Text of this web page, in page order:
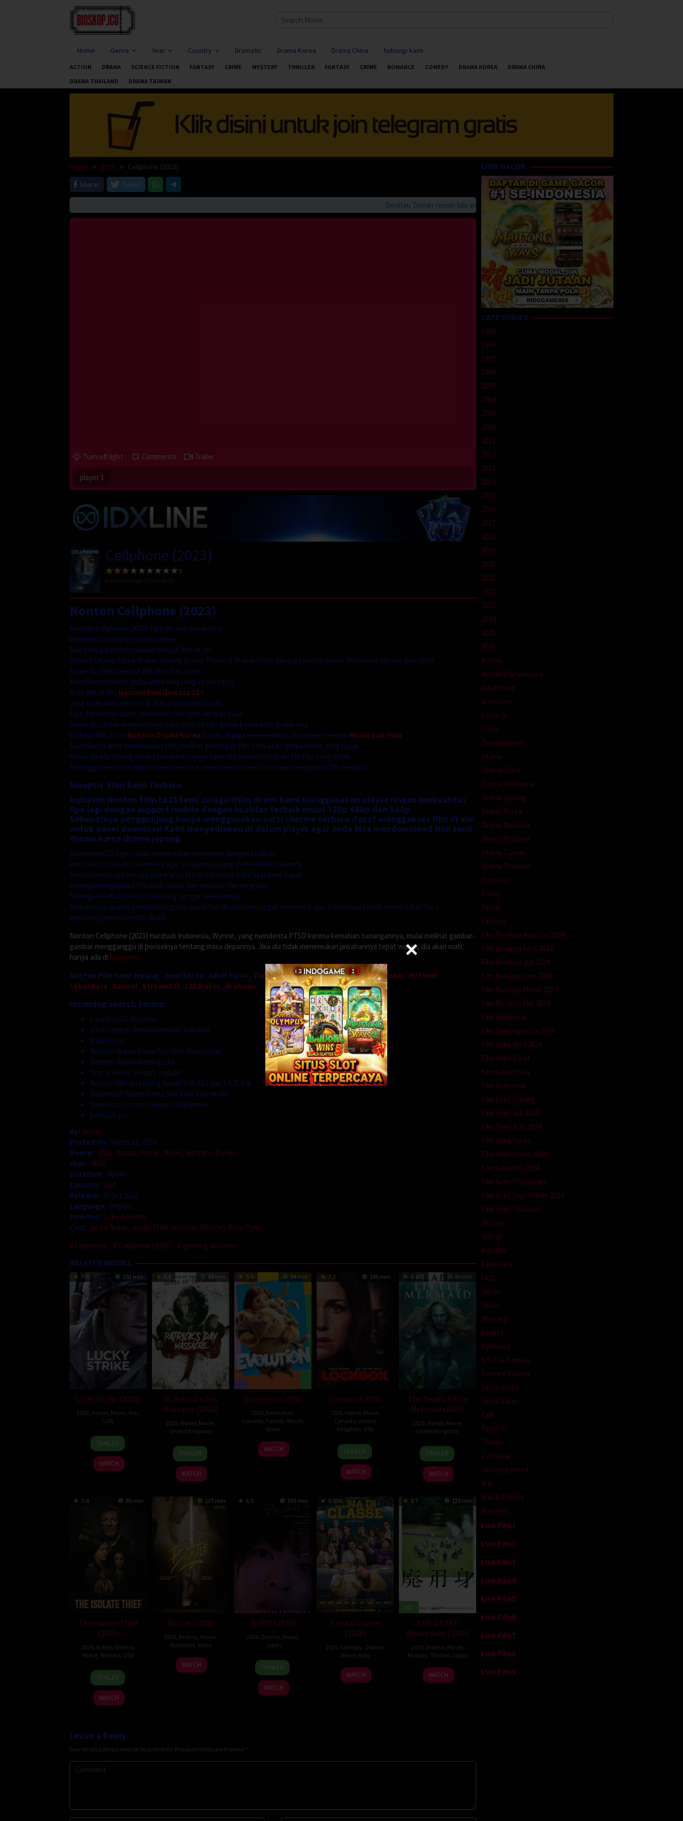
Home Genre Year Country Dramatic Drama Korea Drama China hubungi kami
ACTION DRAMA SCIENCE FICTION FANTASY CRIME MYSTERY THRILLER FANTASY CRIME ROMANCE COMEDY DRAMA KOREA
DRAMA CHINA
DRAMA THAILAND
DRAMA TAIWAN
Home 2023
Cellphone (2023)
Sharer
Tweet
Beriitau Teman teman bila anda suka HappyBet188 Streaming Online
Turn off light Comments Trailer
player 1
Cellphone (2023)
votes, average
Nonton Cellphone (2023)
Nonton Cellphone (2023) Terbaru dan terupdate
Website streaming nonton online
Dan kami juga menyediakan banyak film di sini
Seperti Drama Korea Drama Jepang Drama Thailand Drama China dan juga menyediakan Streaming Movies Boxoffice
Selain itu Film Dewasa 18+ atau Film Semi
Kami Menyarankan anda untuk langsung ke kategori
Atau Klik di Sini Nonton Film Dewasa 18+
yang telah kami siapkan di atas panel website ini
Agar Penonton dapat menikmati film semi dengan puas
Selain itu Untuk memudahkan para pecinta film drama korea atau drama asia
silahkan klik di sini Nonton Drama Korea BosKu21 juga menyediakan film movie terbaru Movie Sub Indo
Seandainya anda menemukan atau melihat postingan film semi atau drama movie yang rusak
Kalian bisa langsung email team kami supaya kami segera memperbaiki file film yang rusak
Sehingga penonton dapat menonton atau memutarnya kembali tanpa ketinggalan film terbaru
Sinopsis Film Semi Terbaru
IndoFilm Nonton Film Lk21Semi JuraganFilm di sini kami menggunakan player ringan berkualitas
Apa lagi dengan support mobile dengan kualitas terbaik mulai 720p 480p dan 360p
Sebenarnya penggunjung hanya menggunakan versi chorme terbaru dapat menggakses film di sini
untuk panel download Kami menyediakan di dalam player agar anda bisa mendownload film semi
drama korea drama jepang
Dramaserial21 ingin selalu memanjakan penonton dengan kualitas
kami tentunya hanya meminta agar para pengunjung memberitahu kepada
teman teman nya berupa share atau feedback untuk kami agar kami dapat
bekerja/mengupload film lebih cepat dari website film yang lain.
Semoga BosKu21 ini bisa bersaing dengan web lainnya.
Selanjutnya apabila penonton ingin request film di sini kami sangat menerima agar koleksi kami lebih memanjakan Para
penikmat/penonton film di sini.
Nonton Cellphone (2023) Hardsub Indonesia, Wynne, yang menderita PTSD karena kematian tunangannya, mulai melihat gambar-
gambar mengganggu di ponselnya tentang masa depannya. Jika dia tidak menemukan jawabannya tepat waktu, dia akan mati..
hanya ada di happybet
Nonton Film Semi Jepang , semi korea , adult barat , Terbit21,Lk21,Dunia21,Bos21,Semilokal , Hotsemi ,
Lebahkaca , Ganool , StreamXXI , 123drakor , dramaqu
Incoming search terms:
Layarkaca21 Dutafilm
situs nonton drama mandarin sub indo
lk21indoxxi
Nonton drama Korea Sub Indo Drakorindo
Nonton drama Korea gratis
Drama Korea Terbaru populer
Nonton film streaming Selain IndoXX1 dan LK21 link
Download Drama Korea Sub Indo Inidramaku
Download Drama Thailand Inidramaku
bosku21.co
By: admin
Posted on: March 13, 2024
Genre: 2023, Drama, Horror, Movie, Mystery, Thriller
Year: 2023
Duration: 88 Min
Country: USA
Release: 20 Oct 2023
Language: English
Director: Luke Sommer
Cast: Jared Noble, Justin Malik Jackson, Whitney Rose Pynn
Cellphone
Cellphone (2023) grieving widower
RELATED MOVIES
7.4 102 min
Lucky Strike (2026)
2026 Action Movie War,
USA
26
Jun
2026
Rod
Lurie
TRAILER
WATCH
6.8 83 min
St Patrick’s Day
Massacre (2025)
2025 Horror, Movie
United Kingdom
10
Mar
2025
Steve
Lawson
TRAILER
WATCH
5.8 94 min
Evolution (2026)
2026, Animation
Comedy Family Movie
Spain
6
Feb
Julio
Soto
WATCH
7.2 105 min
Lockbox (2026)
2026 Horror, Movie
Canada United
Kingdom USA
2
Jul
2026
Daniel
Stamm
TRAILER
WATCH
4.865 80 min
The Deadly Little
Mermaid (2026)
2026 Horror, Movie
United Kingdom
6
Mar
2026
Cameron
Uzoka
TRAILER
WATCH
7.4 95 min
The Isolate Thief
(2026)
2026, Action Drama
Movie Western USA
10
Jul
2026
John
Suits
TRAILER
WATCH
127 min
Battle (2026)
2026 Drama Movie
Romance, India
24
Apr
Narayanan
WATCH
6.5 103 min
BURN (2026)
2026 Drama Movie
Japan
10
Apr
2026
Makoto
Nagahisa
TRAILER
WATCH
6.038
Cena di classe
(2026)
2026, Comedy Drama
Movie Italy
26
Mar
Francesco
Mandelli
WATCH
8.7 125 min
HD
THE A CARE
Disusebody (2026)
2026 Drama Movie
Mystery Thriller, Japan
15
May
Kôki
Yoshida
WATCH
Leave a Reply
Your email address will not be published. Required fields are marked *
LINK GACOR
CATEGORIES
1992
1996
1997
1999
2002
2004
2008
2010
2011
2012
2013
2014
2015
2016
2017
2018
2019
2020
2021
2022
2023
2024
2025
2026
Action
Action & Adventure
Adventure
Animation
Comedy
Crime
Documentary
Drama
Drama China
Drama Indonesia
Drama Jepang
Drama Korea
Drama Malaysia
Drama Philipina
Drama Taiwan
Drama Thailand
Dramatic
Erotic
Family
Fantasy
Film Bioskop Agustus 2024
Film Bioskop April 2024
Film Bioskop Juli 2024
Film Bioskop Juni 2024
Film Bioskop Maret 2024
Film Bioskop Mei 2024
Film Indonesia
Film Semi Agustus 2024
Film Semi April 2024
Film Semi Barat
Film Semi China
Film Semi Indo
Film Semi Jepang
Film Semi Juli 2024
Film Semi Juni 2024
Film Semi Korea
Film Semi Maret 2024
Film Semi Mei 2024
Film Semi Philippines
Film Semi September 2024
Film Semi Thailand
History
Horror
Indofilm
Layarkaca
Lk21
Movie
Music
Mystery
Reality
Romance
Sci-Fi & Fantasy
Science Fiction
Serial Anime
Serial Barat
Talk
Terbit21
Thriller
TV Movie
Uncategorized
War
War & Politics
Western
Link Film1
Link Film2
Link Film3
Link Film4
Link Film5
Link Film6
Link Film7
Link Film8
Link Film9